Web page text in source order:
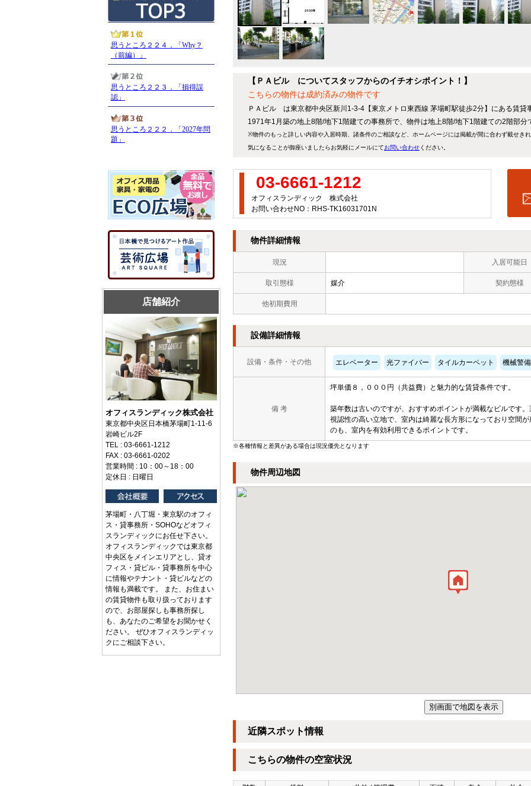
【ＰＡビル についてスタッフからのイチオシポイント！】
こちらの物件は成約済みの物件です
ＰＡビル は東京都中央区新川1-3-4【東京メトロ東西線 茅場町駅徒歩2分】にある賃貸
1971年1月築の地上8階/地下1階建ての事務所で、物件は地上8階/地下1階建ての2階部
※物件のもっと詳しい内容や入居時期、諸条件のご相談など、ホームページには掲載が間に合わず載せき
気になることが御座いましたらお気軽にメールにてお問い合わせください。
03-6661-1212
オフィスランディック 株式会社
お問い合わせNO：RHS-TK16031701N
物件詳細情報
現況 入居可能日
取引態様 媒介 契約態様
他初期費用
設備詳細情報
設備・条件・その他 エレベーター 光ファイバー タイルカーペット 機械警備
備 考
坪単価８，０００円（共益費）と魅力的な賃貸条件です。
築年数は古いのですが、おすすめポイントが満載なビルです
視認性の高い立地で、室内は綺麗な長方形になっており空間
のも、室内を有効利用できるポイントです。
※各種情報と差異がある場合は現況優先となります
物件周辺地図
近隣スポット情報
こちらの物件の空室状況
店舗紹介
オフィスランディック株式会社
東京都中央区日本橋茅場町1-11-6
岩崎ビル2F
TEL : 03-6661-1212
FAX : 03-6661-0202
営業時間 : 10：00～18：00
定休日 : 日曜日
茅場町・八丁堀・東京駅のオフィ
ス・貸事務所・SOHOなどオフィ
スランディックにお任せ下さい。
オフィスランディックでは東京都
中央区をメインエリアとし、貸オ
フィス・貸ビル・貸事務所を中心
に情報やテナント・貸ビルなどの
情報も満載です。 また、お住まい
の賃貸物件も取り扱っております
ので、お部屋探しも事務所探し
も、あなたのご希望をお聞かせく
ださい。 ぜひオフィスランディッ
クにご相談下さい。